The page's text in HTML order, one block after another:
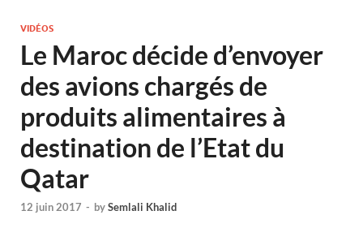
VIDÉOS
Le Maroc décide d’envoyer
des avions chargés de
produits alimentaires à
destination de l’Etat du
Qatar
12 juin 2017 - bySemlali Khalid